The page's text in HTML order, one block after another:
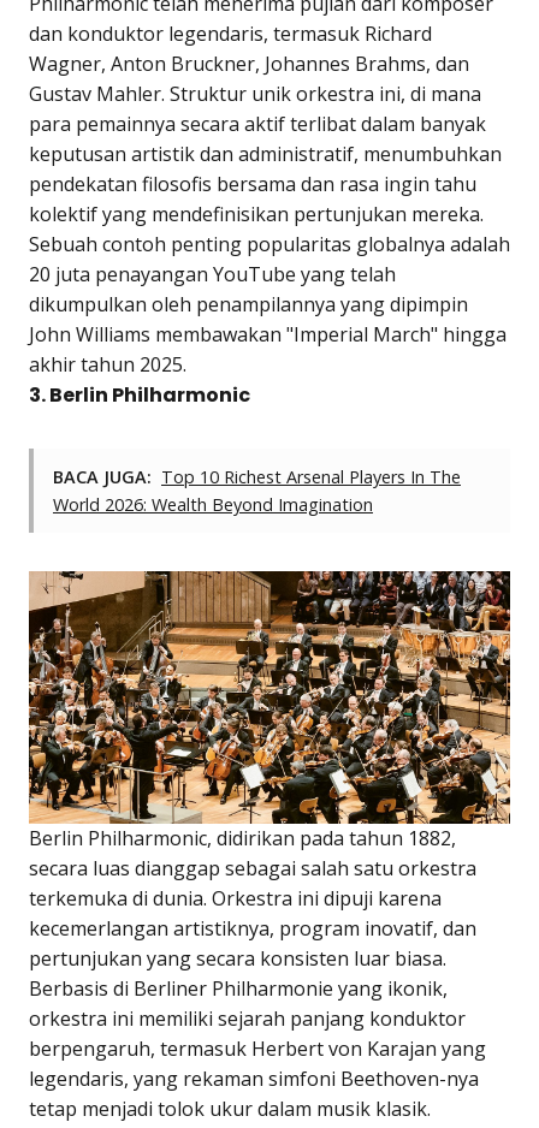
dan konduktor legendaris, termasuk Richard
Wagner, Anton Bruckner, Johannes Brahms, dan
Gustav Mahler. Struktur unik orkestra ini, di mana
para pemainnya secara aktif terlibat dalam banyak
keputusan artistik dan administratif, menumbuhkan
pendekatan filosofis bersama dan rasa ingin tahu
kolektif yang mendefinisikan pertunjukan mereka.
Sebuah contoh penting popularitas globalnya adalah
20 juta penayangan YouTube yang telah
dikumpulkan oleh penampilannya yang dipimpin
John Williams membawakan "Imperial March" hingga
akhir tahun 2025.
3. Berlin Philharmonic
BACA JUGA: Top 10 Richest Arsenal Players In The
World 2026: Wealth Beyond Imagination
Berlin Philharmonic, didirikan pada tahun 1882,
secara luas dianggap sebagai salah satu orkestra
terkemuka di dunia. Orkestra ini dipuji karena
kecemerlangan artistiknya, program inovatif, dan
pertunjukan yang secara konsisten luar biasa.
Berbasis di Berliner Philharmonie yang ikonik,
orkestra ini memiliki sejarah panjang konduktor
berpengaruh, termasuk Herbert von Karajan yang
legendaris, yang rekaman simfoni Beethoven-nya
tetap menjadi tolok ukur dalam musik klasik.